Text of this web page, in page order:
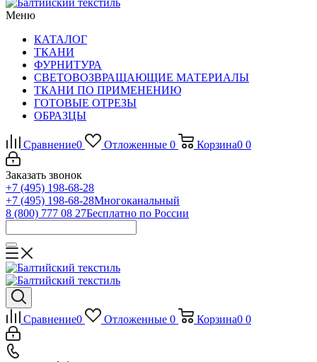
Меню
КАТАЛОГ
ТКАНИ
ФУРНИТУРА
СВЕТОВОЗВРАЩАЮЩИЕ МАТЕРИАЛЫ
ТКАНИ ПО ПРИМЕНЕНИЮ
ГОТОВЫЕ ОТРЕЗЫ
ОБРАЗЦЫ
Сравнение0 Отложенные 0 Корзина0 0
Заказать звонок
+7 (495) 198-68-28
+7 (495) 198-68-28Многоканальный
8 (800) 777 08 27Бесплатно по России
Сравнение0 Отложенные 0 Корзина0 0